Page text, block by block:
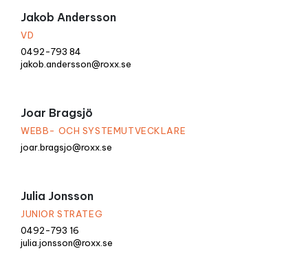
Jakob Andersson
VD
0492-793 84
jakob.andersson@roxx.se
Joar Bragsjö
WEBB- OCH SYSTEMUTVECKLARE
joar.bragsjo@roxx.se
Julia Jonsson
JUNIOR STRATEG
0492-793 16
julia.jonsson@roxx.se